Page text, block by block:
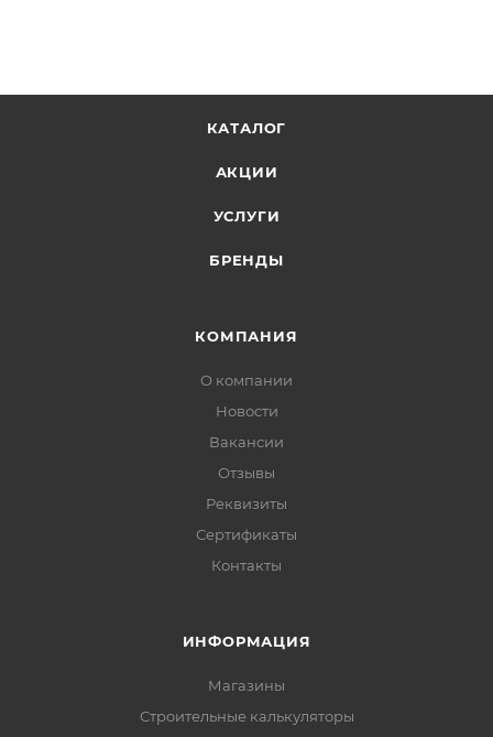
КАТАЛОГ
АКЦИИ
УСЛУГИ
БРЕНДЫ
КОМПАНИЯ
О компании
Новости
Вакансии
Отзывы
Реквизиты
Сертификаты
Контакты
ИНФОРМАЦИЯ
Магазины
Строительные калькуляторы